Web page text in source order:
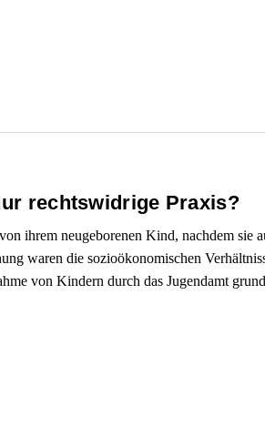
rechtswidrige Praxis?
ihrem neugeborenen Kind, nachdem
waren die sozioökonomischen
von Kindern durch das Jugendamt